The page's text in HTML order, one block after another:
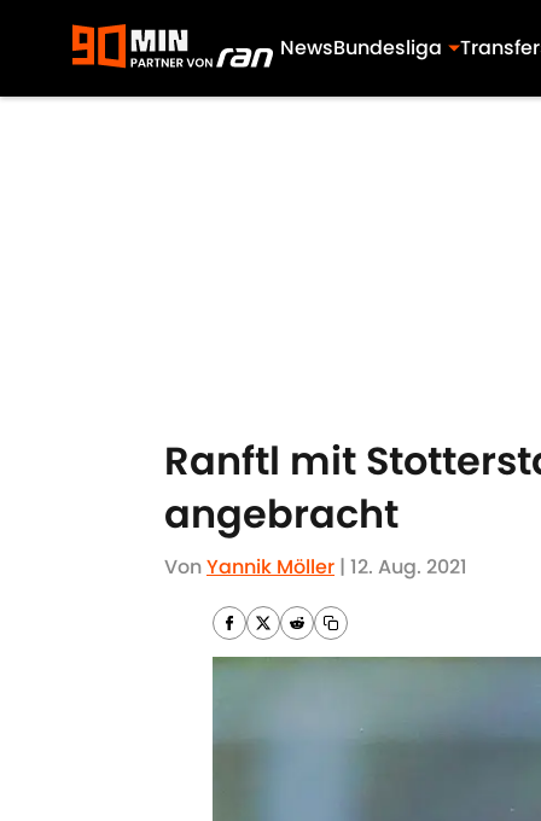
NewsBundesliga
Ranftl mit
angebracht
VonYannik Möller | 12. Aug. 2021